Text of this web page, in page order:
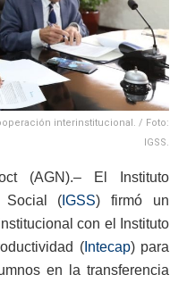
interinstitucional. / Foto:
IGSS.
(AGN).– El Instituto
Social ( IGSS) firmó un
con el Instituto
(Intecap) para
en la transferencia